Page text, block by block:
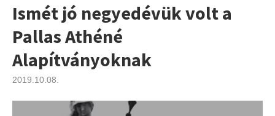
Ismét jó negyedévük volt a
Pallas Athéné
Alapítványoknak
2019.10.08.